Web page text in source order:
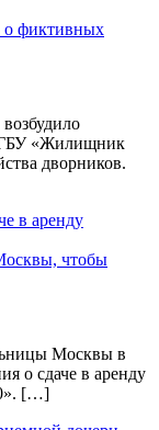
о фиктивных
ГБУ «Жилищник
дворников.
чтобы
Москвы в
о сдаче в аренду
[…]